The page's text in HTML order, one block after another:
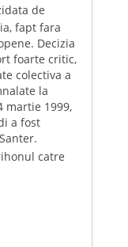
de
fapt fara
Decizia
foarte critic,
colectiva a
la
martie 1999,
a fost
catre